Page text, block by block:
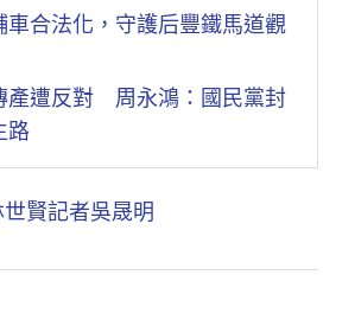
車合法化，守護后豐鐵馬道觀
產遭反對 周永鴻：國民黨封
路
賢記者吳晟明